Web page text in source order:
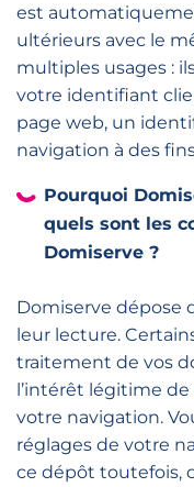
est
ultérieurs avec le
multiples usages :
votre identifiant
page web, un
navigation à des
Pourquoi
quels sont les
Domiserve ?
Domiserve dépose
leur lecture.
traitement de vos
l’intérêt légitime
votre navigation.
réglages de votre
ce dépôt toutefois,